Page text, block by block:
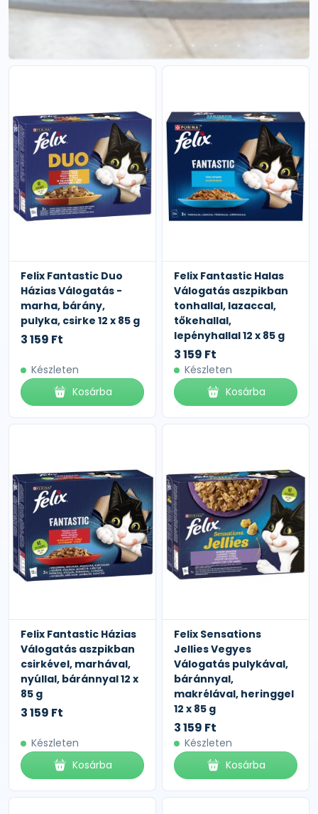
Felix Fantastic Duo
Házias Válogatás -
marha, bárány,
pulyka, csirke 12 x 85 g
3 159 Ft
Készleten
Kosárba
Felix Fantastic Halas
Válogatás aszpikban
tonhallal, lazaccal,
tőkehallal,
lepényhallal 12 x 85 g
3 159 Ft
Készleten
Kosárba
Felix Fantastic Házias
Válogatás aszpikban
csirkével, marhával,
nyúllal, báránnyal 12 x
85 g
3 159 Ft
Készleten
Kosárba
Felix Sensations
Jellies Vegyes
Válogatás pulykával,
báránnyal,
makrélával, heringgel
12 x 85 g
3 159 Ft
Készleten
Kosárba